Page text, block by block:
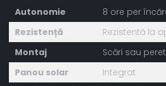
Autonomie
8 ore per
Rezistență
Rezistentă la
Montaj
Scări sau
Panou solar
Integrat